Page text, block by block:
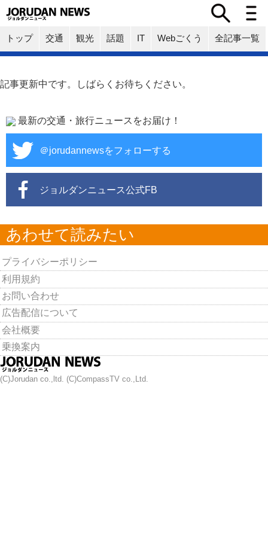
トップ 交通 観光 話題 IT Webごくう 全記事一覧
記事更新中です。しばらくお待ちください。
最新の交通・旅行ニュースをお届け！
＠jorudannewsをフォローする
ジョルダンニュース公式FB
あわせて読みたい
プライバシーポリシー
利用規約
お問い合わせ
広告配信について
会社概要
乗換案内
(C)Jorudan co.,ltd. (C)CompassTV co.,Ltd.